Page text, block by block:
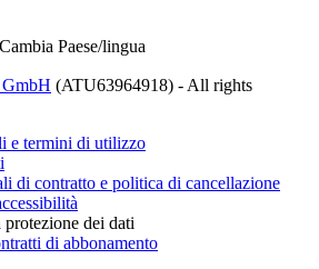
Cambia Paese/lingua
GmbH (ATU63964918) - All rights
e termini di utilizzo
di contratto e politica di cancellazione
dei dati
di abbonamento